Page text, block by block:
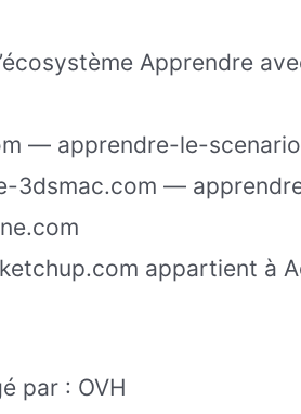
Apprendre
— apprendre-le-
3dsmac.com —
appartient à
par : OVH